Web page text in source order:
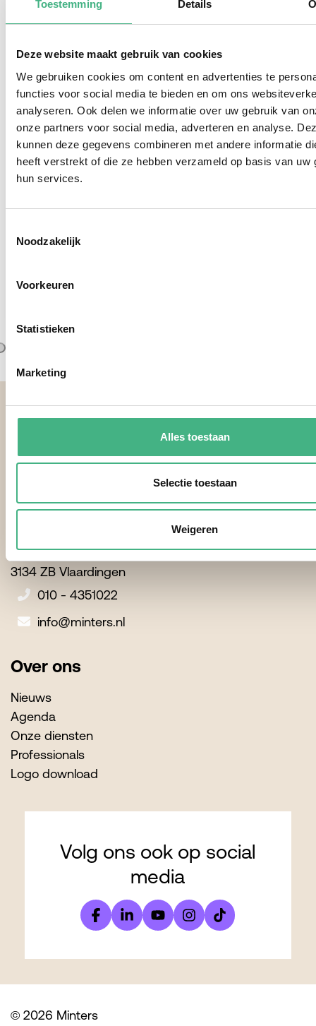
Toestemming Details
Deze website maakt gebruik van cookies
We gebruiken cookies om content en advertenties te
functies voor social media te bieden en om ons
analyseren. Ook delen we informatie over uw gebruik van
onze partners voor social media, adverteren en analyse.
kunnen deze gegevens combineren met andere informatie
heeft verstrekt of die ze hebben verzameld op basis van uw
hun services.
Noodzakelijk
Voorkeuren
Statistieken
Marketing
Alles toestaan
Selectie toestaan
Weigeren
"Zomer High Tea" in Buurtkamer
VOP - voor mantelzorgers
Buurtkamer VOP, Vlaardingen
mantelzorgers.
Bekijk
Contactgegevens
Burgemeester Van Lierplein 51
3134 ZB Vlaardingen
010 - 4351022
info@minters.nl
Over ons
Nieuws
Agenda
Onze diensten
Professionals
Logo download
Volg ons ook op social
media
© 2026 Minters